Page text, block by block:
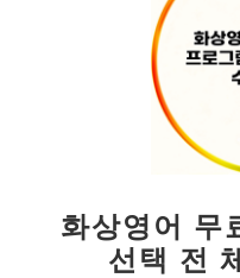
화상영어 무
선택 전